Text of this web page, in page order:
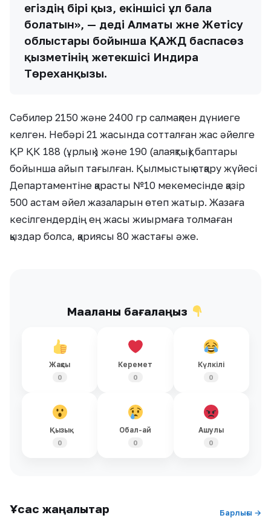
егіздің бірі қыз, екіншісі ұл бала
болатын», — деді Алматы және Жетісу
облыстары бойынша ҚАЖД баспасөз
қызметінің жетекшісі Индира
Төреханқызы.
Сәбилер 2150 және 2400 гр салмақпен дүниеге
келген. Небәрі 21 жасында сотталған жас әйелге
ҚР ҚК 188 (ұрлық ) және 190 (алаяқтық) баптары
бойынша айып тағылған. Қылмыстық атқару жүйесі
Департаментіне қарасты №10 мекемесінде қазір
500 астам әйел жазаларын өтеп жатыр. Жазаға
кесілгендердің ең жасы жиырмаға толмаған
қыздар болса, қариясы 80 жастағы әже.
Мақаланы бағалаңыз
Жақсы
0
Керемет
0
Күлкілі
0
Қызық
0
Обал-ай
0
Ашулы
0
Ұқсас жаңалықтар Барлығы →